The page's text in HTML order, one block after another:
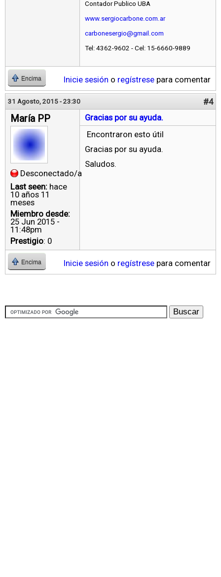
Contador Publico UBA
www.sergiocarbone.com.ar
carbonesergio@gmail.com
Tel: 4362-9602 - Cel: 15-6660-9889
Encima Inicie sesión o regístrese para comentar
31 Agosto, 2015 - 23:30 #4
María PP
Desconectado/a
Last seen: hace
10 años 11
meses
Miembro desde:
25 Jun 2015 -
11:48pm
Prestigio: 0
Gracias por su ayuda.
Encontraron esto útil
Gracias por su ayuda.
Saludos.
Encima Inicie sesión o regístrese para comentar